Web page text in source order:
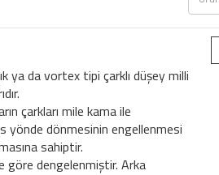
ya da vortex tipi çarklı düşey milli
çarkları mile kama ile
yönde dönmesinin engellenmesi
sahiptir.
göre dengelenmiştir. Arka